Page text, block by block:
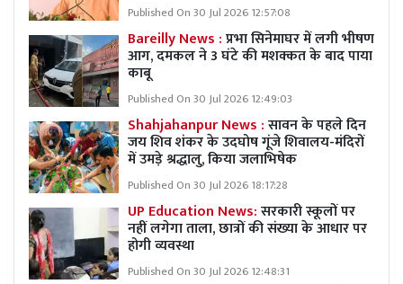
Published On 30 Jul 2026 12:57:08
Bareilly News :प्रभा सिनेमाघर में लगी भीषण
आग, दमकल ने 3 घंटे की मशक्कत के बाद पाया
काबू
Published On 30 Jul 2026 12:49:03
Shahjahanpur News :सावन के पहले दिन
जय शिव शंकर के उदघोष गूंजे शिवालय-मंदिरों
में उमड़े श्रद्धालु, किया जलाभिषेक
Published On 30 Jul 2026 18:17:28
UP Education News:सरकारी स्कूलों पर
नहीं लगेगा ताला, छात्रों की संख्या के आधार पर
होगी व्यवस्था
Published On 30 Jul 2026 12:48:31